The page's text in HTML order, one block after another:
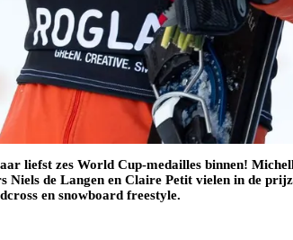
liefst zes World Cup-medailles binnen!
de Langen en Claire Petit vielen in de
en snowboard freestyle.